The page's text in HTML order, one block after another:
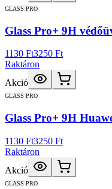
GLASS PRO
Glass Pro+ 9H
1130 Ft3250 Ft
Raktáron
Akció
GLASS PRO
Glass Pro+ 9H
1130 Ft3250 Ft
Raktáron
Akció
GLASS PRO